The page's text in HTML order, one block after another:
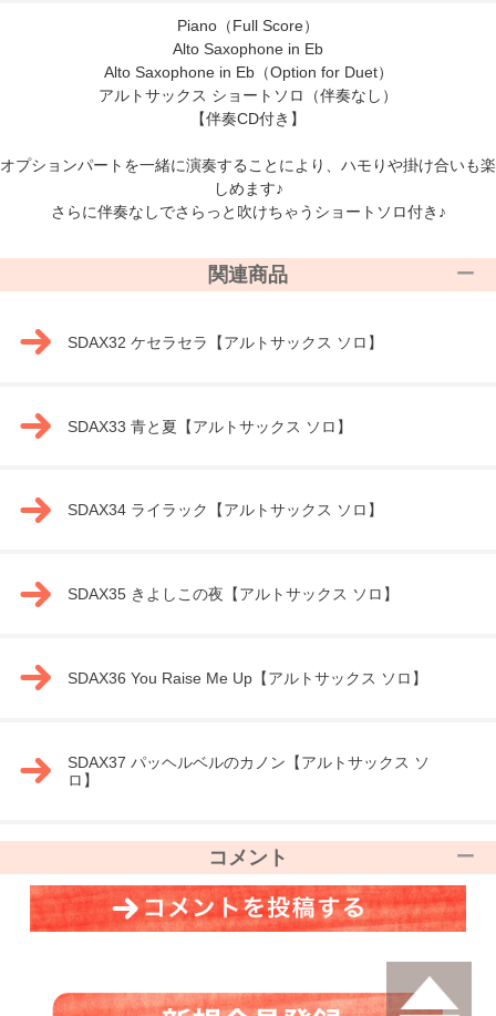
Piano（Full Score）
Alto Saxophone in Eb
Alto Saxophone in Eb（Option for Duet）
アルトサックス ショートソロ（伴奏なし）
【伴奏CD付き】
オプションパートを一緒に演奏することにより、ハモりや掛け合いも楽
しめます♪
さらに伴奏なしでさらっと吹けちゃうショートソロ付き♪
関連商品
SDAX32 ケセラセラ【アルトサックス ソロ】
SDAX33 青と夏【アルトサックス ソロ】
SDAX34 ライラック【アルトサックス ソロ】
SDAX35 きよしこの夜【アルトサックス ソロ】
SDAX36 You Raise Me Up【アルトサックス ソロ】
SDAX37 パッヘルベルのカノン【アルトサックス ソ
ロ】
コメント